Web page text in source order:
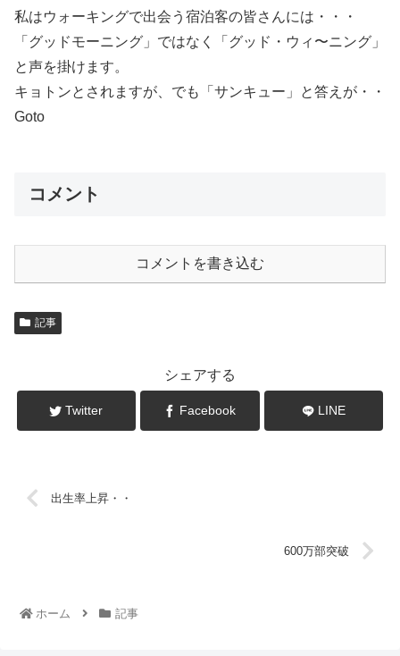
私はウォーキングで出会う宿泊客の皆さんには・・・
「グッドモーニング」ではなく「グッド・ウィ〜ニング」
と声を掛けます。
キョトンとされますが、でも「サンキュー」と答えが・・
Goto
コメント
コメントを書き込む
記事
シェアする
Twitter Facebook LINE
出生率上昇・・
600万部突破
ホーム 記事